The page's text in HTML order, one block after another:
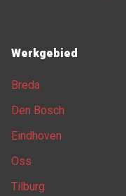
Werkgebied
Breda
Den Bosch
Eindhoven
Oss
Tilburg